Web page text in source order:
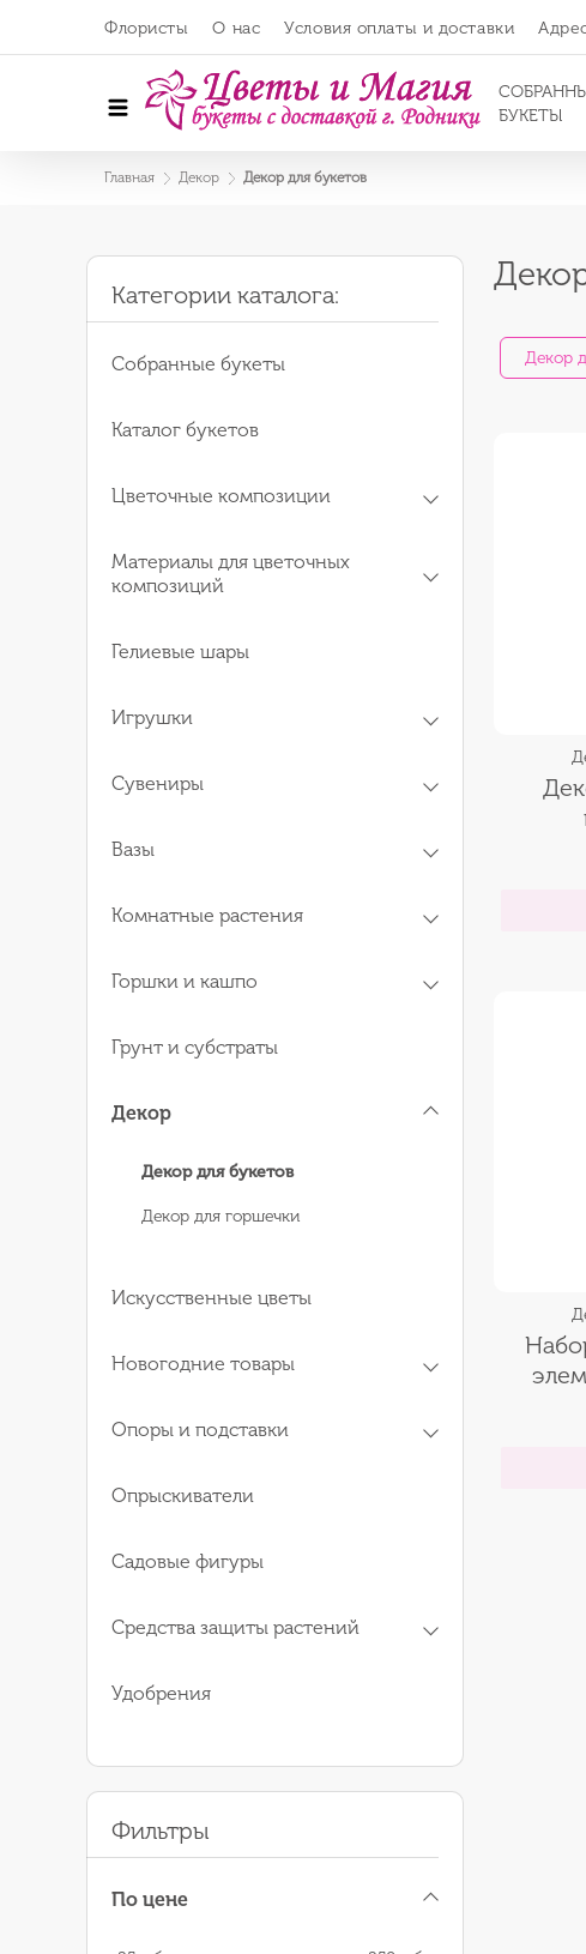
Флористы О нас Условия оплаты и доставки
БУКЕТЫ
Главная Декор Декор для букетов
Категории каталога:
Собранные букеты
Каталог букетов
Цветочные композиции
Материалы для цветочных
композиций
Гелиевые шары
Игрушки
Сувениры
Вазы
Комнатные растения
Горшки и кашпо
Грунт и субстраты
Декор
Декор для букетов
Декор для горшечки
Искусственные цветы
Новогодние товары
Опоры и подставки
Опрыскиватели
Садовые фигуры
Средства защиты растений
Удобрения
Фильтры
По цене
Декор